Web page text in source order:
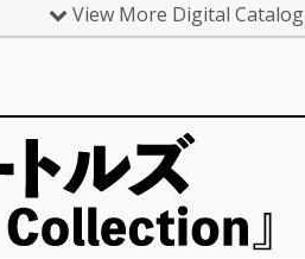
View More Digital Catalog